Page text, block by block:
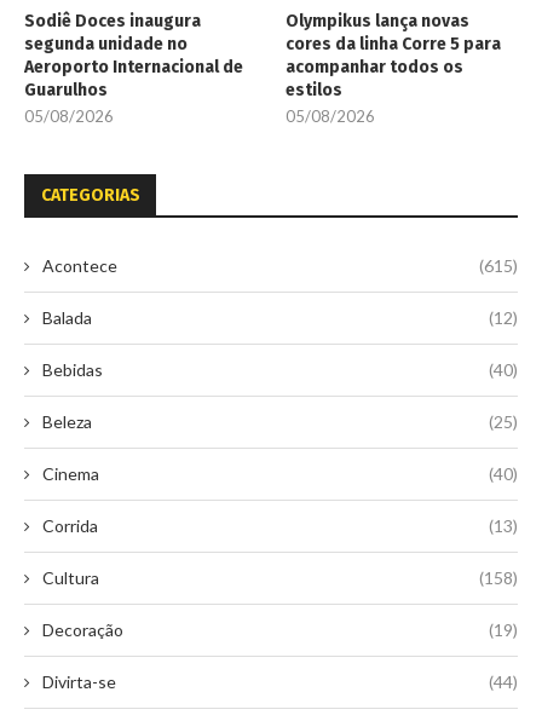
Sodiê Doces inaugura
segunda unidade no
Aeroporto Internacional de
Guarulhos
05/08/2026
Olympikus lança novas
cores da linha Corre 5 para
acompanhar todos os
estilos
05/08/2026
CATEGORIAS
Acontece (615)
Balada (12)
Bebidas (40)
Beleza (25)
Cinema (40)
Corrida (13)
Cultura (158)
Decoração (19)
Divirta-se (44)